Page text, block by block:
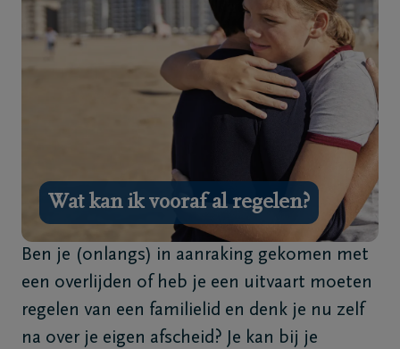
zijn
we
Ons
uitvaartcentrum
Veelgestelde
Wat kan ik vooraf al regelen?
Ben je (onlangs) in aanraking gekomen met
een overlijden of heb je een uitvaart moeten
regelen van een familielid en denk je nu zelf
na over je eigen afscheid? Je kan bij je